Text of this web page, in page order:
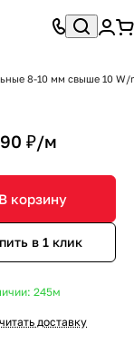
8-10 мм свыше 10 W/
₽/м
В корзину
в 1 клик
245м
доставку